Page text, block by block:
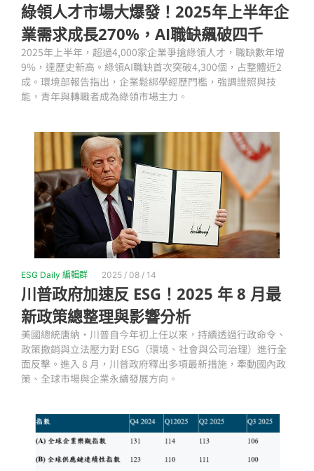
綠領人才市場大爆發！2025年上半年企
業需求成長270%，AI職缺飆破四千
2025年上半年，超過4,000家企業爭搶綠領人才，職缺數年增
9%，達歷史新高。綠領AI職缺首次突破4,300個，占整體近2
成。環境部報告指出，企業鬆綁學經歷門檻，強調證照與技
能，青年與轉職者成為綠領市場主力。
ESG Daily 編輯群 2025 / 08 / 14
川普政府加速反 ESG！2025 年 8 月最
新政策總整理與影響分析
美國總統唐納·川普自今年初上任以來，持續透過行政命令、
政策撤銷與立法壓力對 ESG（環境、社會與公司治理）進行全
面反擊。進入 8 月，川普政府釋出多項最新措施，牽動國內政
策、全球市場與企業永續發展方向。